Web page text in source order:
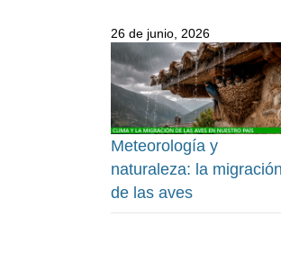
26 de junio, 2026
Meteorología y
naturaleza: la migración
de las aves